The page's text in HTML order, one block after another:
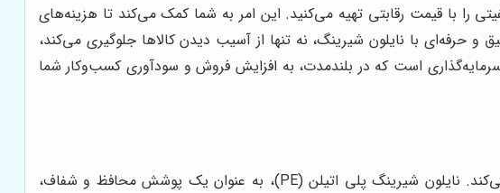
را با قیمت رقابتی تهیه می‌کنید. این امر به شما کمک می‌کند تا هزینه‌های
حرفه‌ای با نایلون شیرینگ، نه تنها از آسیب دیدن کالاها جلوگیری می‌کند،
است که در بلندمدت، به افزایش فروش و سودآوری کسب‌وکار شما
در دنیای پویای تجارت امروز، بسته‌بندی کارآمد و جذاب، نقشی کلیدی در جذب مشتری و افزایش سهم بازار ایفا می‌کند. نایلون شیرینگ پلی اتیلن (PE)، به عنوان یک پوشش محافظ و شفاف،